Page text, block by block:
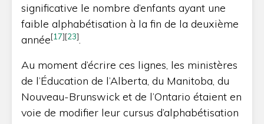
significative le nombre d’enfants ayant une
faible alphabétisation à la fin de la deuxième
année[17][23].
Au moment d’écrire ces lignes, les ministères
de l’Éducation de l’Alberta, du Manitoba, du
Nouveau-Brunswick et de l’Ontario étaient en
voie de modifier leur cursus d’alphabétisation